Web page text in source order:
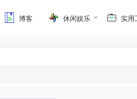
博客 休闲娱乐 实用